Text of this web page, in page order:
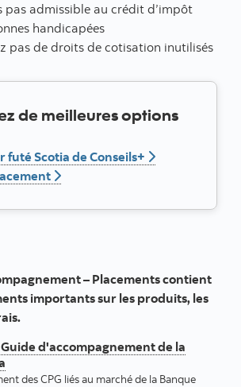
pas admissible au crédit d’impôt
handicapées
pas de droits de cotisation inutilisés
de meilleures options
futé Scotia de Conseils+
Compare all
for the Help me choose
– Placements contient
importants sur les produits, les
d'accompagnement de la
des CPG liés au marché de la Banque